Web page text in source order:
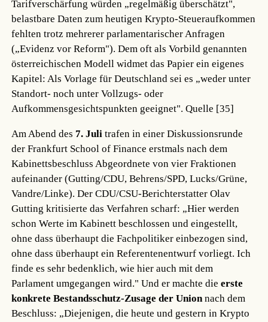
Tarifverschärfung würden „regelmäßig überschätzt",
belastbare Daten zum heutigen Krypto-Steueraufkommen
fehlten trotz mehrerer parlamentarischer Anfragen
(„Evidenz vor Reform"). Dem oft als Vorbild genannten
österreichischen Modell widmet das Papier ein eigenes
Kapitel: Als Vorlage für Deutschland sei es „weder unter
Standort- noch unter Vollzugs- oder
Aufkommensgesichtspunkten geeignet".Quelle [35]
Am Abend des 7. Juli trafen in einer Diskussionsrunde
der Frankfurt School of Finance erstmals nach dem
Kabinettsbeschluss Abgeordnete von vier Fraktionen
aufeinander (Gutting/CDU, Behrens/SPD, Lucks/Grüne,
Vandre/Linke). Der CDU/CSU-Berichterstatter Olav
Gutting kritisierte das Verfahren scharf: „Hier werden
schon Werte im Kabinett beschlossen und eingestellt,
ohne dass überhaupt die Fachpolitiker einbezogen sind,
ohne dass überhaupt ein Referentenentwurf vorliegt. Ich
finde es sehr bedenklich, wie hier auch mit dem
Parlament umgegangen wird." Und er machte dieerste
konkrete Bestandsschutz-Zusage der Unionnach dem
Beschluss: „Diejenigen, die heute und gestern in Krypto